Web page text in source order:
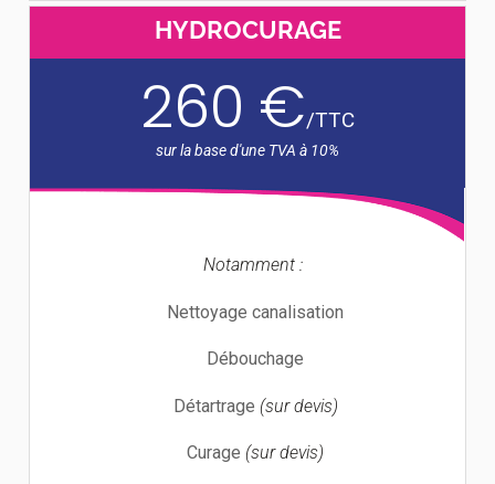
HYDROCURAGE
260 €/TTC
Notamment :
Nettoyage canalisation
Débouchage
Détartrage (sur devis)
Curage (sur devis)